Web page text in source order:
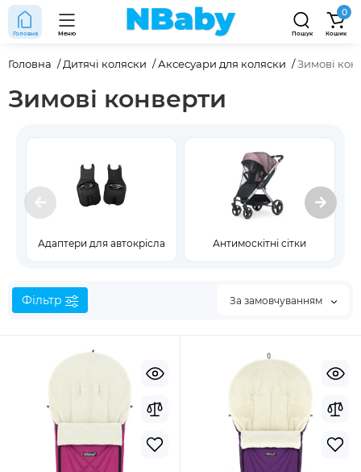
Головна Меню Пошук
0
Кошик
Головна Дитячі коляски Аксесуари для коляски Зимові
Зимові конверти
Адаптери для автокрісла Антимоскітні сітки
Фільтр За замовчуванням